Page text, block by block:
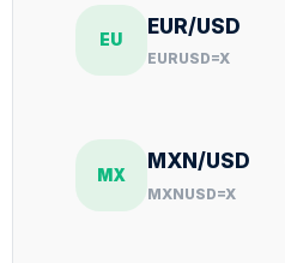
EU
EUR/USD
EURUSD=X
MX
MXN/USD
MXNUSD=X